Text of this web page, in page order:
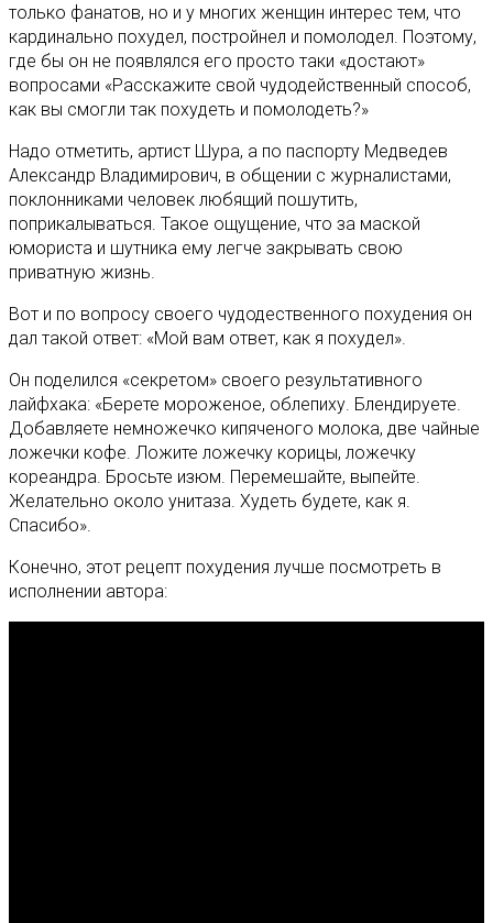
только фанатов, но и у многих женщин интерес тем, что
кардинально похудел, постройнел и помолодел. Поэтому,
где бы он не появлялся его просто таки «достают»
вопросами «Расскажите свой чудодейственный способ,
как вы смогли так похудеть и помолодеть?»
Надо отметить, артист Шура, а по паспорту Медведев
Александр Владимирович, в общении с журналистами,
поклонниками человек любящий пошутить,
поприкалываться. Такое ощущение, что за маской
юмориста и шутника ему легче закрывать свою
приватную жизнь.
Вот и по вопросу своего чудодественного похудения он
дал такой ответ: «Мой вам ответ, как я похудел».
Он поделился «секретом» своего результативного
лайфхака: «Берете мороженое, облепиху. Блендируете.
Добавляете немножечко кипяченого молока, две чайные
ложечки кофе. Ложите ложечку корицы, ложечку
кореандра. Бросьте изюм. Перемешайте, выпейте.
Желательно около унитаза. Худеть будете, как я.
Спасибо».
Конечно, этот рецепт похудения лучше посмотреть в
исполнении автора: